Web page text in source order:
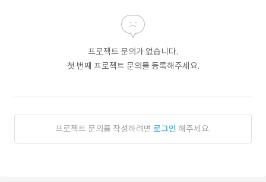
프로젝트 문의가 없습니다.
첫 번째 프로젝트 문의를 등록해주세요.
프로젝트 문의를 작성하려면 로그인 해주세요.